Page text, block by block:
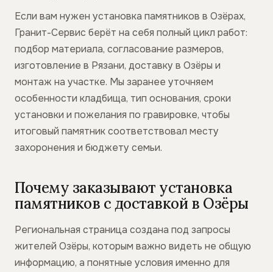
Если вам нужен установка памятников в Озёрах,
Гранит-Сервис берёт на себя полный цикл работ:
подбор материала, согласование размеров,
изготовление в Рязани, доставку в Озёры и
монтаж на участке. Мы заранее уточняем
особенности кладбища, тип основания, сроки
установки и пожелания по гравировке, чтобы
итоговый памятник соответствовал месту
захоронения и бюджету семьи.
Почему заказывают установка
памятников с доставкой в Озёры
Региональная страница создана под запросы
жителей Озёры, которым важно видеть не общую
информацию, а понятные условия именно для